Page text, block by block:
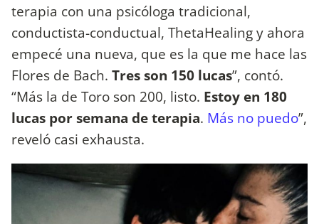
terapia con una psicóloga tradicional,
conductista-conductual, ThetaHealing y ahora
empecé una nueva, que es la que me hace las
Flores de Bach. Tres son 150 lucas”, contó.
“Más la de Toro son 200, listo. Estoy en 180
lucas por semana de terapia. Más no puedo”,
reveló casi exhausta.